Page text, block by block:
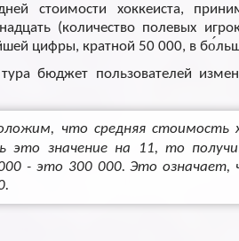
стоимости хоккеиста,
(количество полевых
цифры, кратной 50 000, в
бюджет пользователей
что средняя стоимость
это значение на 11, то
- это 300 000. Это